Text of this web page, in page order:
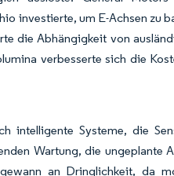
investierte, um E-Achsen zu
die Abhängigkeit von
verbesserte sich die
intelligente Systeme, die
Wartung, die ungeplante
an Dringlichkeit, da